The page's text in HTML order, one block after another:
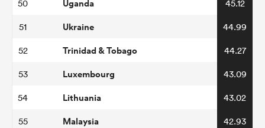
50 Uganda 45.12
51 Ukraine 44.99
52 Trinidad & Tobago 44.27
53 Luxembourg 43.09
54 Lithuania 43.02
55 Malaysia 42.93